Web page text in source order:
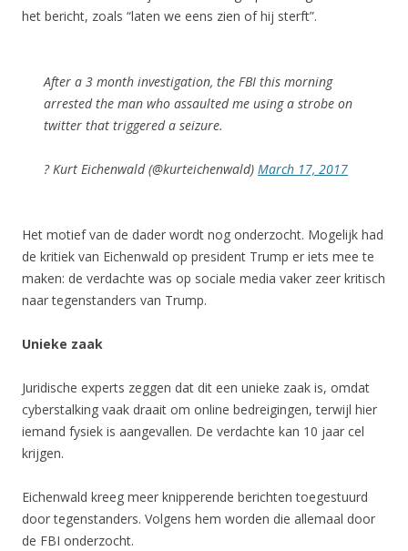
het bericht, zoals “laten we eens zien of hij sterft”.
After a 3 month investigation, the FBI this morning
arrested the man who assaulted me using a strobe on
twitter that triggered a seizure.
? Kurt Eichenwald (@kurteichenwald) March 17, 2017
Het motief van de dader wordt nog onderzocht. Mogelijk had
de kritiek van Eichenwald op president Trump er iets mee te
maken: de verdachte was op sociale media vaker zeer kritisch
naar tegenstanders van Trump.
Unieke zaak
Juridische experts zeggen dat dit een unieke zaak is, omdat
cyberstalking vaak draait om online bedreigingen, terwijl hier
iemand fysiek is aangevallen. De verdachte kan 10 jaar cel
krijgen.
Eichenwald kreeg meer knipperende berichten toegestuurd
door tegenstanders. Volgens hem worden die allemaal door
de FBI onderzocht.